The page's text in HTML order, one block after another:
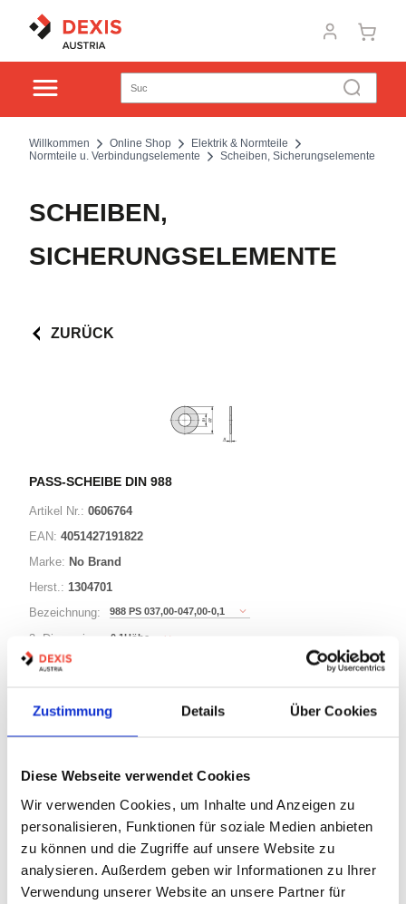
Zustimmung Details Über Cookies
Diese Webseite verwendet Cookies
Wir verwenden Cookies, um Inhalte und Anzeigen zu
personalisieren, Funktionen für soziale Medien anbieten
zu können und die Zugriffe auf unsere Website zu
analysieren. Außerdem geben wir Informationen zu Ihrer
Verwendung unserer Website an unsere Partner für
Willkommen Online Shop
Elektrik & Normteile
Normteile u. Verbindungselemente
Scheiben, Sicherungselemente
SCHEIBEN,
SICHERUNGSELEMENTE
ZURÜCK
PASS-SCHEIBE DIN 988
Artikel Nr.: 0606764
EAN: 4051427191822
Marke: No Brand
Herst.: 1304701
Bezeichnung:
988 PS 037,00-047,00-0,1
3. Dimension: 0,1Höhe
Länge / 2. Dimension:
STK Warenkorb
Auf Lager
Lager anzeigen
Print